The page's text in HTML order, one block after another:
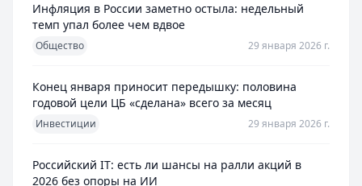
Инфляция в России заметно остыла: недельный
темп упал более чем вдвое
Общество 29 января 2026 г.
Конец января приносит передышку: половина
годовой цели ЦБ «сделана» всего за месяц
Инвестиции 29 января 2026 г.
Российский IT: есть ли шансы на ралли акций в
2026 без опоры на ИИ